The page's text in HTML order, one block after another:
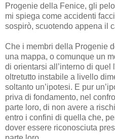
Progenie della Fenice, gli
mi spiega come accidenti
sospirò, scuotendo appena il
Che i membri della Progenie
una mappa, o comunque un
di orientarsi all’interno di
oltretutto instabile a livello
soltanto un’ipotesi. E pur
priva di fondamento, nel
parte loro, di non avere a
entro i confini di quella che,
dover essere riconosciuta